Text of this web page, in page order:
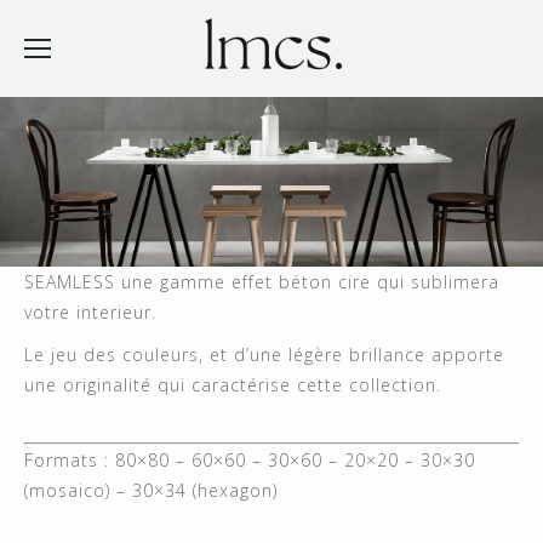
SEAMLESS une gamme effet béton cire qui sublimera
votre interieur.
Le jeu des couleurs, et d’une légère brillance apporte
une originalité qui caractérise cette collection.
Formats : 80×80 – 60×60 – 30×60 – 20×20 – 30×30
(mosaico) – 30×34 (hexagon)